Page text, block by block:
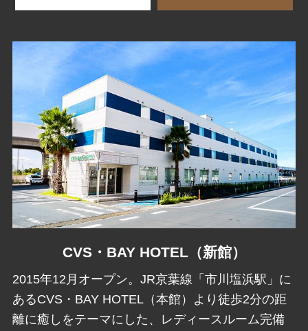
CVS・BAY HOTEL（新館）
2015年12月オープン。JR京葉線「市川塩浜駅」に
あるCVS・BAY HOTEL（本館）より徒歩2分の距
離に癒しをテーマにした、レディースルーム完備